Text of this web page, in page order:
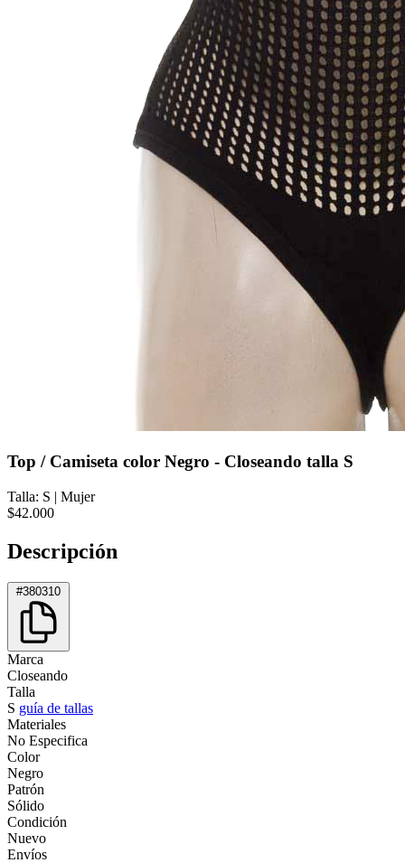
Top / Camiseta color Negro - Closeando talla S
Talla: S | Mujer
$42.000
Descripción
#380310
Marca
Closeando
Talla
S guía de tallas
Materiales
No Especifica
Color
Negro
Patrón
Sólido
Condición
Nuevo
Envíos